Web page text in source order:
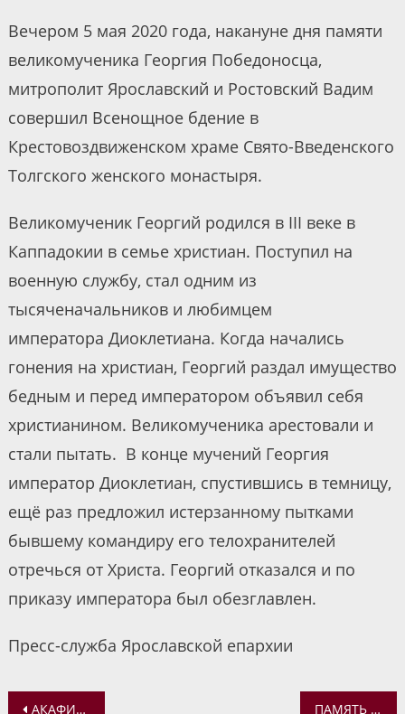
Вечером 5 мая 2020 года, накануне дня памяти
великомученика Георгия Победоносца,
митрополит Ярославский и Ростовский Вадим
совершил Всенощное бдение в
Крестовоздвиженском храме Свято-Введенского
Толгского женского монастыря.
Великомученик Георгий родился в III веке в
Каппадокии в семье христиан. Поступил на
военную службу, стал одним из
тысяченачальников и любимцем
императора Диоклетиана. Когда начались
гонения на христиан, Георгий раздал имущество
бедным и перед императором объявил себя
христианином. Великомученика арестовали и
стали пытать. В конце мучений Георгия
император Диоклетиан, спустившись в темницу,
ещё раз предложил истерзанному пытками
бывшему командиру его телохранителей
отречься от Христа. Георгий отказался и по
приказу императора был обезглавлен.
Пресс-служба Ярославской епархии
АКАФИСТНОЕ ПЕНИЕ СВЯТИТЕЛЮ ИГНАТИЮ (БРЯНЧАНИНОВУ) ПАМЯТЬ ВЕЛИКОМУЧЕНИКА ГЕОРГИЯ ПОБЕДОНОСЦА ОТПРАЗДНОВАЛИ НА ПОДВОРЬЕ СВЯТО-ВВЕДЕНСКОГО ТОЛГСКОГО ЖЕНСКОГО МОНАСТЫРЯ